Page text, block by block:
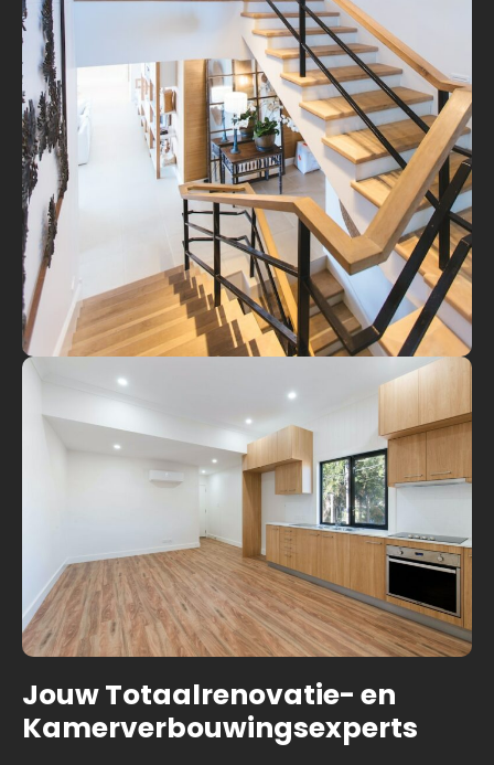
Jouw Totaalrenovatie- en
Kamerverbouwingsexperts